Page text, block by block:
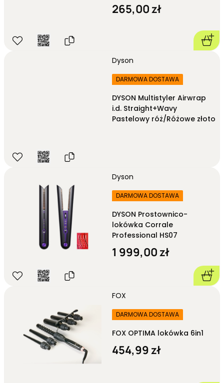
265,00 zł
Dyson
DARMOWA DOSTAWA
DYSON Multistyler Airwrap
i.d. Straight+Wavy
Pastelowy róż/Różowe złoto
Dyson
DARMOWA DOSTAWA
DYSON Prostownico-
lokówka Corrale
Professional HS07
1 999,00 zł
FOX
DARMOWA DOSTAWA
FOX OPTIMA lokówka 6in1
454,99 zł